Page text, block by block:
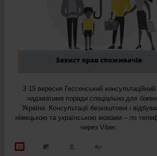
З 15 вересня Гессенський консультаційний
надаватиме поради спеціально для
України. Консультації безкоштовні і
німецькою та українською мовами – по
через Viber.